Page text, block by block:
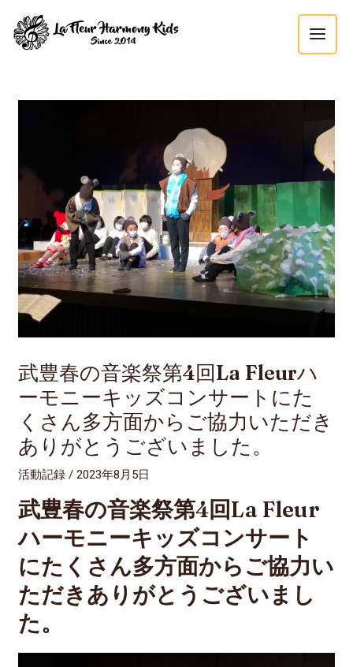
武豊春の音楽祭第4回La Fleurハ
ーモニーキッズコンサートにた
くさん多方面からご協力いただき
ありがとうございました。
活動記録 /2023年8月5日
武豊春の音楽祭第4回La Fleur
ハーモニーキッズコンサート
にたくさん多方面からご協力い
ただきありがとうございまし
た。